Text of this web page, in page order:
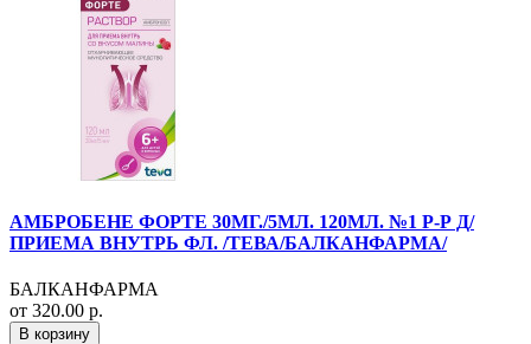
АМБРОБЕНЕ ФОРТЕ 30МГ./5МЛ. 120МЛ. №1 Р-Р Д/
ПРИЕМА ВНУТРЬ ФЛ. /ТЕВА/БАЛКАНФАРМА/
БАЛКАНФАРМА
от 320.00 р.
В корзину